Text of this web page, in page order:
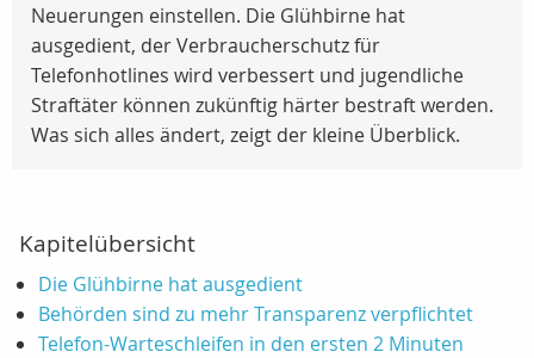
Neuerungen einstellen. Die Glühbirne hat
ausgedient, der Verbraucherschutz für
Telefonhotlines wird verbessert und jugendliche
Straftäter können zukünftig härter bestraft werden.
Was sich alles ändert, zeigt der kleine Überblick.
Kapitelübersicht
Die Glühbirne hat ausgedient
Behörden sind zu mehr Transparenz verpflichtet
Telefon-Warteschleifen in den ersten 2 Minuten